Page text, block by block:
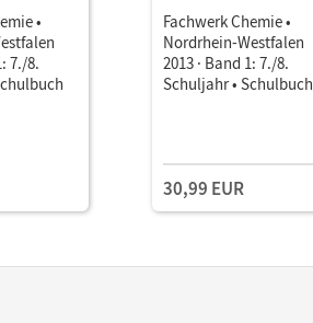
•
7./8.
Fachwerk Chemie •
Nordrhein-Westfalen
2013 · Band 1: 7./8.
Schuljahr • Schulbuch
30,99 EUR